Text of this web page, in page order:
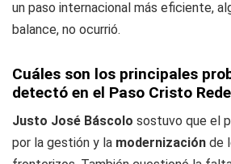
un paso internacional más eficiente,
balance, no ocurrió.
Cuáles son los principales
detectó en el Paso Cristo
Justo José Báscolo sostuvo que el
por la gestión y la modernización de